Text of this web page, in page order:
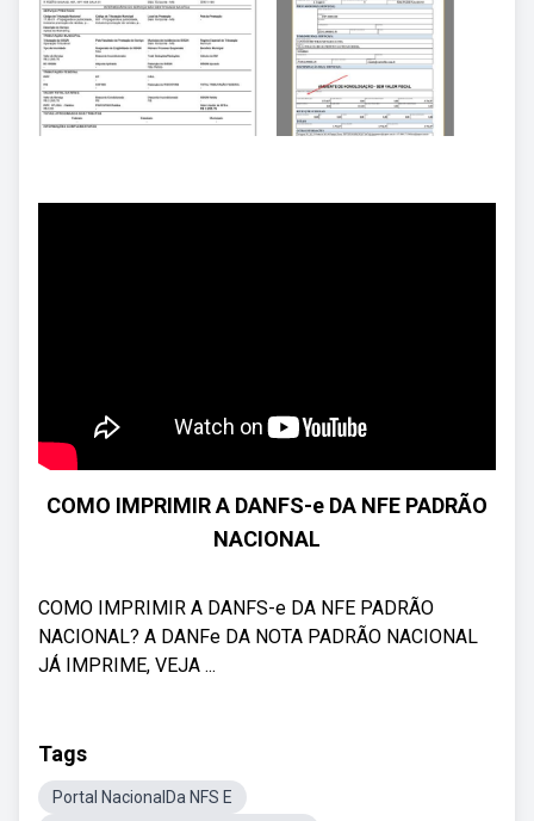
COMO IMPRIMIR A DANFS-e DA NFE PADRÃO
NACIONAL
COMO IMPRIMIR A DANFS-e DA NFE PADRÃO
NACIONAL? A DANFe DA NOTA PADRÃO NACIONAL
JÁ IMPRIME, VEJA ...
Tags
Portal NacionalDa NFS E